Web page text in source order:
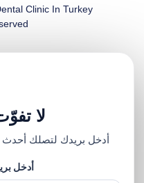
Clinic In Turkey
لا
أدخل بريدك لتصلك أحدث
أدخل